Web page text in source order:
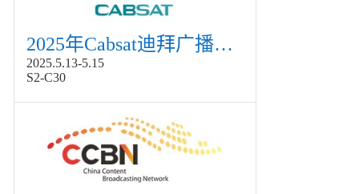
2025年Cabsat迪拜广播电视展
2025.5.13-5.15
S2-C30